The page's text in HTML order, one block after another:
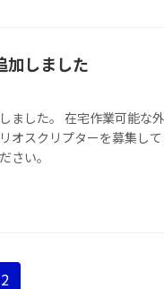
加しました
ました。 在宅作業可能な
オスクリプターを募集し
さい。
固
2